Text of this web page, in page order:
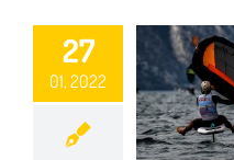
27
01, 2022